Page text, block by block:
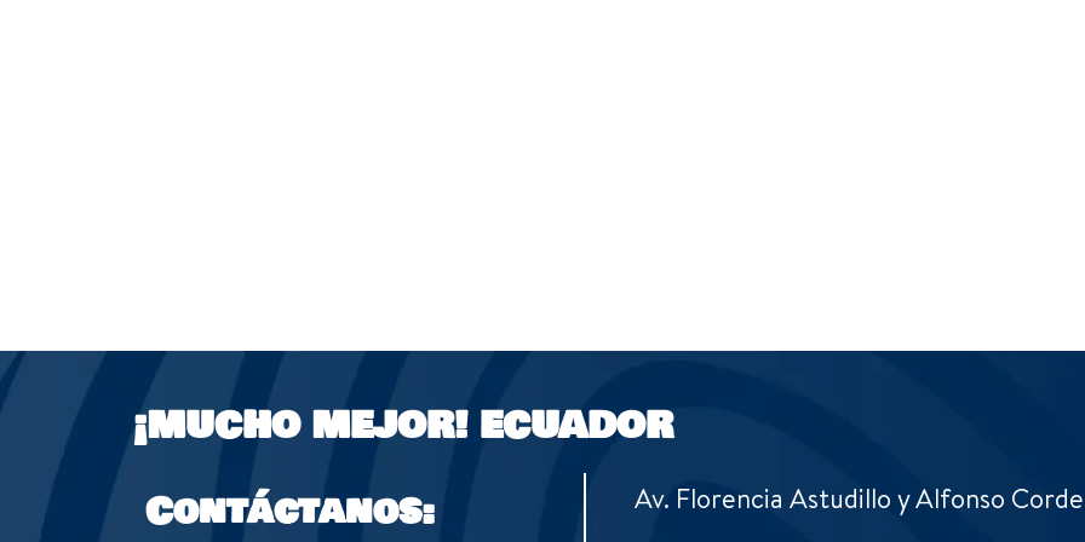
¡MUCHO MEJOR! ECUADOR
Contáctanos:
Av. Florencia Astudillo y Alfonso